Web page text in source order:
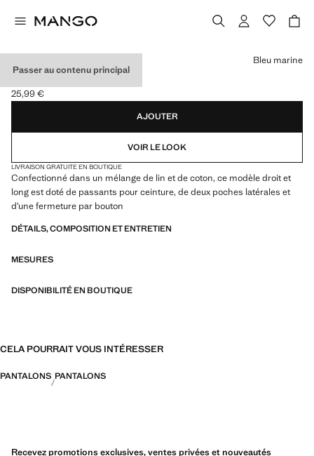
Passer au contenu principal
PANTALON DROIT LIN
Prix actuel [25,99 € ]
25,99 €
Choisissez une couleur
Bleu marine
AJOUTER
VOIR LE LOOK
LIVRAISON GRATUITE EN BOUTIQUE
Confectionné dans un mélange de lin et de coton, ce modèle droit et
long est doté de passants pour ceinture, de deux poches latérales et
d’une fermeture par bouton
DÉTAILS, COMPOSITION ET ENTRETIEN
MESURES
DISPONIBILITÉ EN BOUTIQUE
CELA POURRAIT VOUS INTÉRESSER
PANTALONS PANTALONS
Recevez promotions exclusives, ventes privées et nouveautés